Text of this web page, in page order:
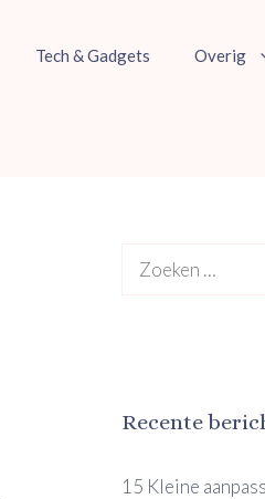
Tech & Gadgets Overig
naar:
Recente
15 Kleine